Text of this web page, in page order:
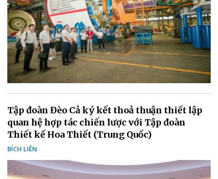
Tập đoàn Đèo Cả ký kết thoả thuận thiết lập
quan hệ hợp tác chiến lược với Tập đoàn
Thiết kế Hoa Thiết (Trung Quốc)
BÍCH LIÊN